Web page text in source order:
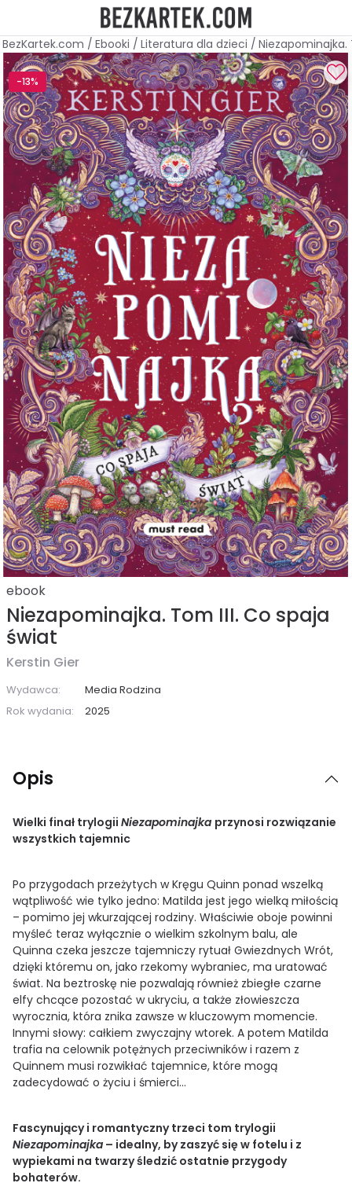
BezKartek.com / Ebooki / Literatura dla dzieci / Niezapominajka.
-13%
ebook
Niezapominajka. Tom III. Co spaja
świat
Kerstin Gier
Wydawca:
Media Rodzina
Rok wydania:
2025
Opis
Wielki finał trylogii Niezapominajka przynosi rozwiązanie
wszystkich tajemnic
Po przygodach przeżytych w Kręgu Quinn ponad wszelką
wątpliwość wie tylko jedno: Matilda jest jego wielką miłością
– pomimo jej wkurzającej rodziny. Właściwie oboje powinni
myśleć teraz wyłącznie o wielkim szkolnym balu, ale
Quinna czeka jeszcze tajemniczy rytuał Gwiezdnych Wrót,
dzięki któremu on, jako rzekomy wybraniec, ma uratować
świat. Na beztroskę nie pozwalają również zbiegłe czarne
elfy chcące pozostać w ukryciu, a także złowieszcza
wyrocznia, która znika zawsze w kluczowym momencie.
Innymi słowy: całkiem zwyczajny wtorek. A potem Matilda
trafia na celownik potężnych przeciwników i razem z
Quinnem musi rozwikłać tajemnice, które mogą
zadecydować o życiu i śmierci...
Fascynujący i romantyczny trzeci tom trylogii
Niezapominajka – idealny, by zaszyć się w fotelu i z
wypiekami na twarzy śledzić ostatnie przygody
bohaterów.